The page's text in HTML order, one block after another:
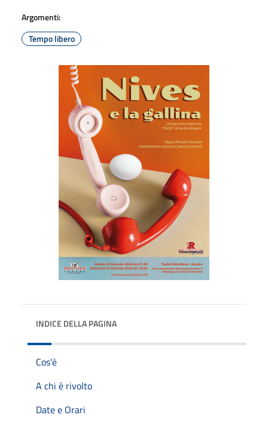
Argomenti:
Tempo libero
INDICE DELLA PAGINA
Cos'è
A chi è rivolto
Date e Orari